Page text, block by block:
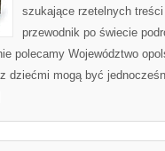
szukające rzetelnych
przewodnik po świecie
polecamy Województwo
dziećmi mogą być